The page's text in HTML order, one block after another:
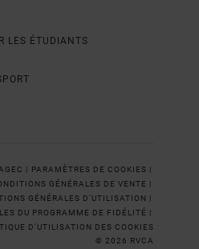
LES ÉTUDIANTS
| PARAMÈTRES DE COOKIES |
GÉNÉRALES DE VENTE |
GÉNÉRALES D'UTILISATION |
DU PROGRAMME DE FIDÉLITÉ |
D'UTILISATION DES COOKIES
© 2026 RVCA